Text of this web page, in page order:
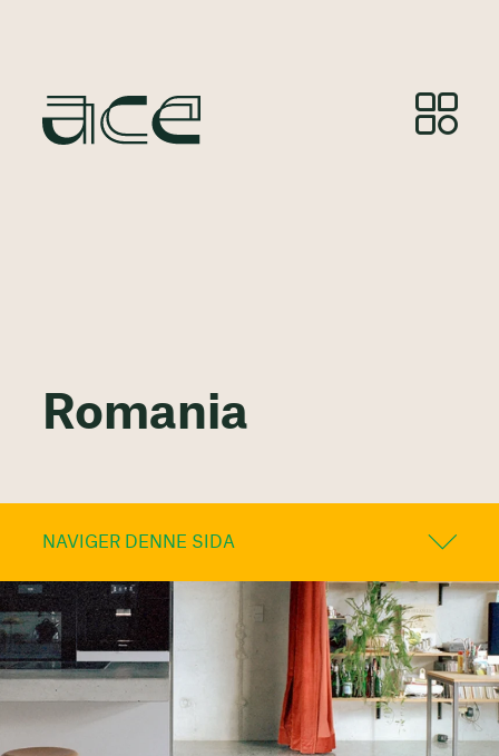
Romania
NAVIGER DENNE SIDA